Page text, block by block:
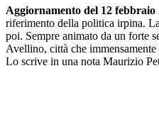
Aggiornamento del 12 febbraio
riferimento della politica irpina.
poi. Sempre animato da un forte
Avellino, città che
Lo scrive in una nota Maurizio